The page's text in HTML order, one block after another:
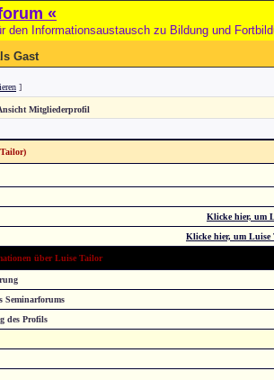
«
den Informationsaustausch zu Bildung und
Gast
]
Mitgliederprofil
Klicke hier, um
Klicke hier, um Luise
über Luise Tailor
Seminarforums
des Profils